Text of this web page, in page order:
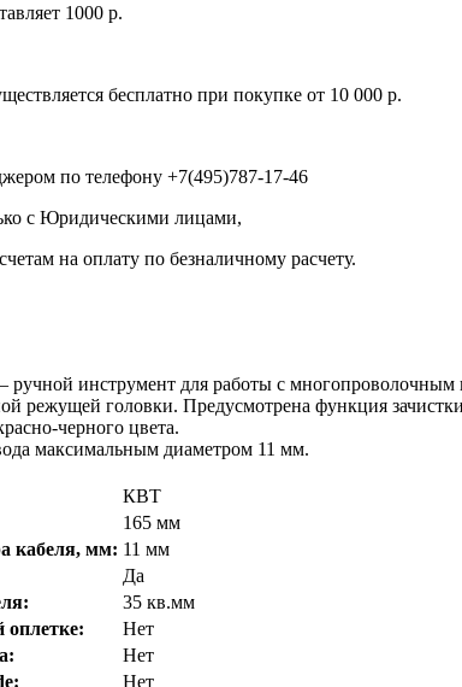
1000 р.
бесплатно при покупке от 10 000 р.
по телефону +7(495)787-17-46
с Юридическими лицами,
на оплату по безналичному расчету.
инструмент для работы с многопроволочным
режущей головки. Предусмотрена функция
черного цвета.
максимальным диаметром 11 мм.
КВТ
165 мм
кабеля, мм: 11 мм
Да
35 кв.мм
оплетке:
Нет
Нет
Нет